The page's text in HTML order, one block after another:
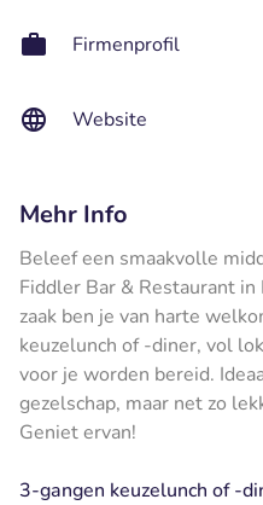
Firmenprofil
Website
Mehr Info
Beleef een smaakvolle
Fiddler Bar & Restaurant
zaak ben je van harte
keuzelunch of -diner, vol
voor je worden bereid.
gezelschap, maar net zo
Geniet ervan!
3-gangen keuzelunch of -